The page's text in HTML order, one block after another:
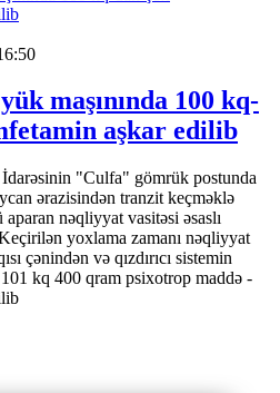
maşınında 100 kq-
aşkar edilib
"Culfa" gömrük postunda
ərazisindən tranzit keçməklə
nəqliyyat vasitəsi əsaslı
yoxlama zamanı nəqliyyat
çənindən və qızdırıcı sistemin
kq 400 qram psixotrop maddə -